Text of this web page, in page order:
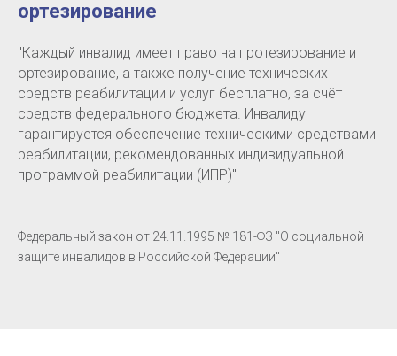
ортезирование
"Каждый инвалид имеет право на протезирование и
ортезирование, а также получение технических
средств реабилитации и услуг бесплатно, за счёт
средств федерального бюджета. Инвалиду
гарантируется обеспечение техническими средствами
реабилитации, рекомендованных индивидуальной
программой реабилитации (ИПР)"
Федеральный закон от 24.11.1995 № 181-ФЗ "О социальной
защите инвалидов в Российской Федерации"